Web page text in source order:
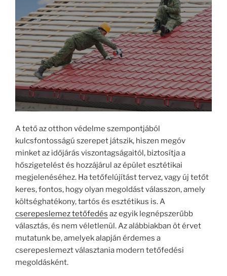
A tető az otthon védelme szempontjából
kulcsfontosságú szerepet játszik, hiszen megóv
minket az időjárás viszontagságaitól, biztosítja a
hőszigetelést és hozzájárul az épület esztétikai
megjelenéséhez. Ha tetőfelújítást tervez, vagy új tetőt
keres, fontos, hogy olyan megoldást válasszon, amely
költséghatékony, tartós és esztétikus is. A
cserepeslemez tetőfedés az egyik legnépszerűbb
választás, és nem véletlenül. Az alábbiakban öt érvet
mutatunk be, amelyek alapján érdemes a
cserepeslemezt választania modern tetőfedési
megoldásként.